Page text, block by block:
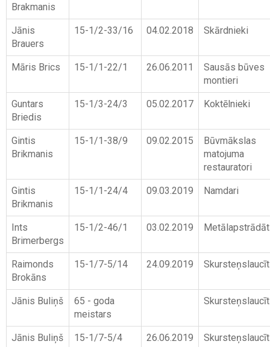
Brakmanis
Jānis
Brauers
15-1/2-33/16 04.02.2018 Skārdnieki
Māris Brics 15-1/1-22/1 26.06.2011
Sausās būves
montieri
Guntars
Briedis
15-1/3-24/3 05.02.2017 Koktēlnieki
Gintis
Brikmanis
15-1/1-38/9 09.02.2015
Būvmākslas
matojuma
restauratori
Gintis
Brikmanis
15-1/1-24/4 09.03.2019 Namdari
Ints
Brimerbergs
15-1/2-46/1 03.02.2019
Raimonds
Brokāns
15-1/7-5/14 24.09.2019
Jānis Buliņš
65 - goda
meistars
Jānis Buliņš 15-1/7-5/4 26.06.2019